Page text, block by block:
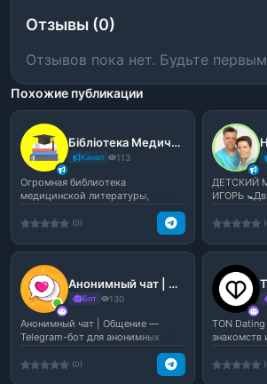
Отзывы (0)
Отзывов пока нет. Будьте
Похожие публикации
Бібліотека Медичної Літератури
Канал 113
Огромная библиотека
медицинской литературы,
полезной и для студентов, и для
в...
(0)
ДЕТСКИЙ
ИГОРЬ
малыша
Анонимный чат | Общение
Бот 130
Анонимный чат | Общение —
Telegram-бот для анонимных
(0)
TON
знакомств